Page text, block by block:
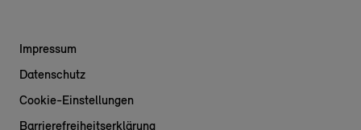
Impressum
Datenschutz
Cookie-Einstellungen
Barrierefreiheitserklärung